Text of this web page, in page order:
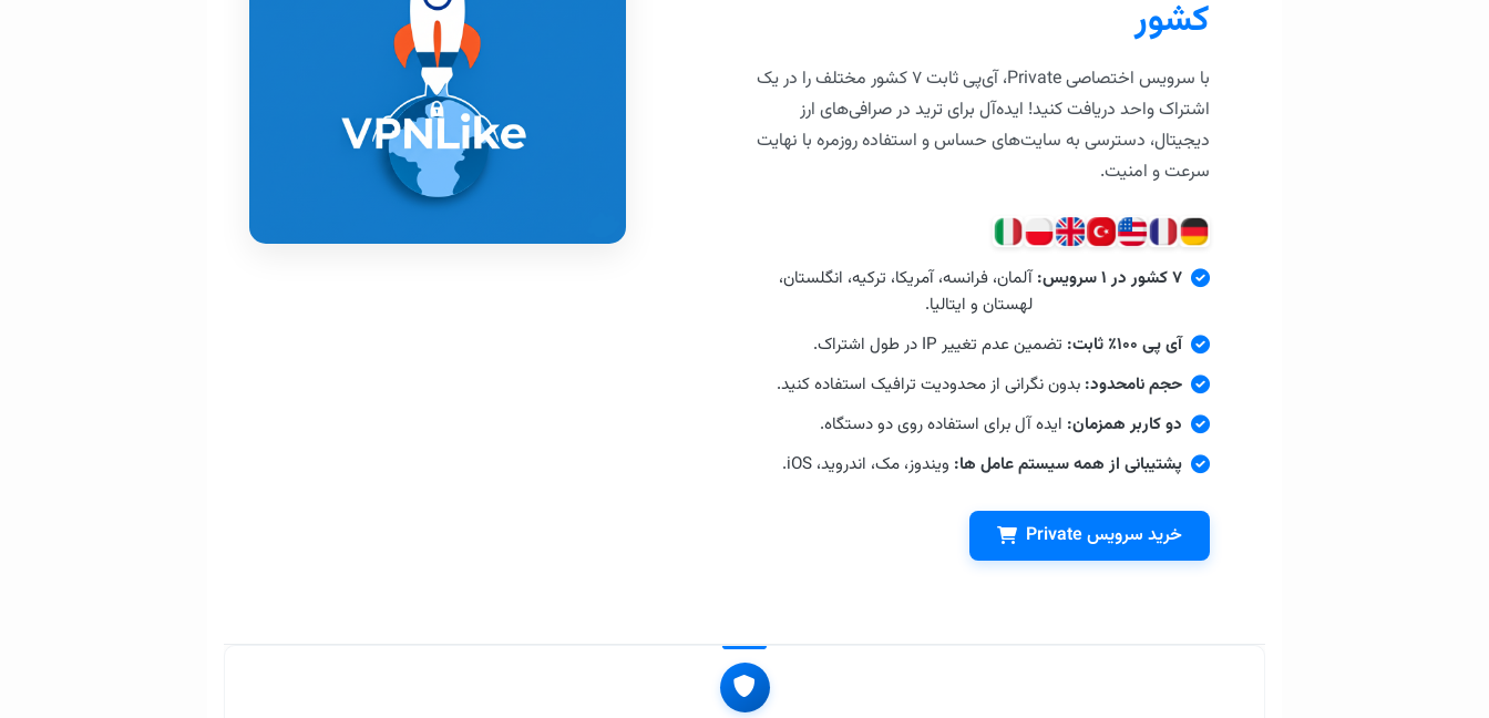
کشور
با سرویس اختصاصی Private، آی‌پی ثابت ۷ کشور مختلف را در یک
اشتراک واحد دریافت کنید! ایده‌آل برای ترید در صرافی‌های ارز
دیجیتال، دسترسی به سایت‌های حساس و استفاده روزمره با نهایت
سرعت و امنیت.
۷ کشور در ۱ سرویس:
آلمان، فرانسه، آمریکا، ترکیه، انگلستان،
لهستان و ایتالیا.
آی پی ۱۰۰٪ ثابت:
تضمین عدم تغییر IP در طول اشتراک.
حجم نامحدود: بدون نگرانی از محدودیت ترافیک استفاده کنید.
دو کاربر همزمان: ایده آل برای استفاده روی دو دستگاه.
پشتیبانی از همه سیستم عامل ها: ویندوز، مک، اندروید، iOS.
خرید سرویس Private